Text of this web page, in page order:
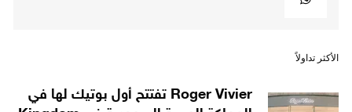
الأكثر تداولاً
Roger Vivier تفتتح أول بوتيك لها في